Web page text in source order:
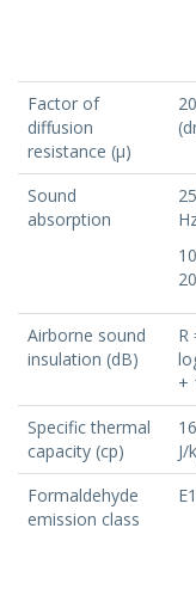
Factor of
diffusion
resistance (μ)
Sound
absorption
Airborne sound
insulation (dB)
R
+
Specific thermal
capacity (cp)
J/
Formaldehyde
emission class
E1